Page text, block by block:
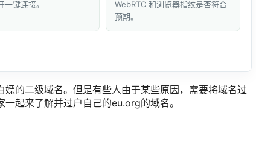
一键连接。
WebRTC 和浏览器指纹是否符合
预期。
的二级域名。但是有些人由于某些原因，需要将域名过
起来了解并过户自己的eu.org的域名。